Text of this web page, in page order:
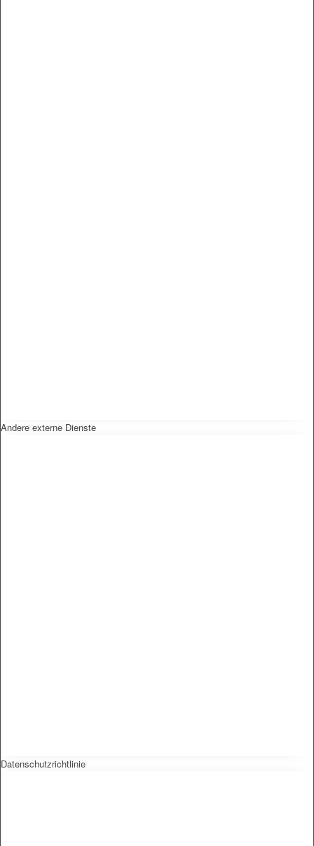
Andere externe Dienste
Datenschutzrichtlinie